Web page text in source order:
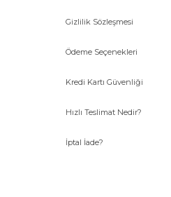
Gizlilik Sözleşmesi
Ödeme Seçenekleri
Kredi Kartı Güvenliği
Hızlı Teslimat Nedir?
İptal İade?